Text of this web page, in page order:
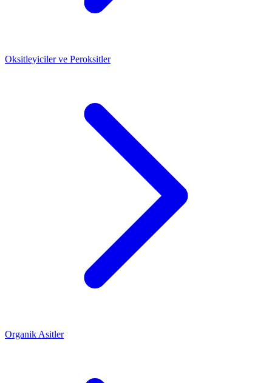
Oksitleyiciler ve Peroksitler
Organik Asitler